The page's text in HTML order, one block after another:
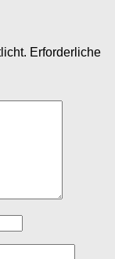
Erforderliche